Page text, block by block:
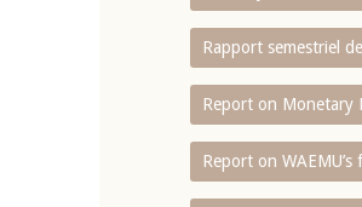
Rapport semestriel
Report on Monetary
Report on